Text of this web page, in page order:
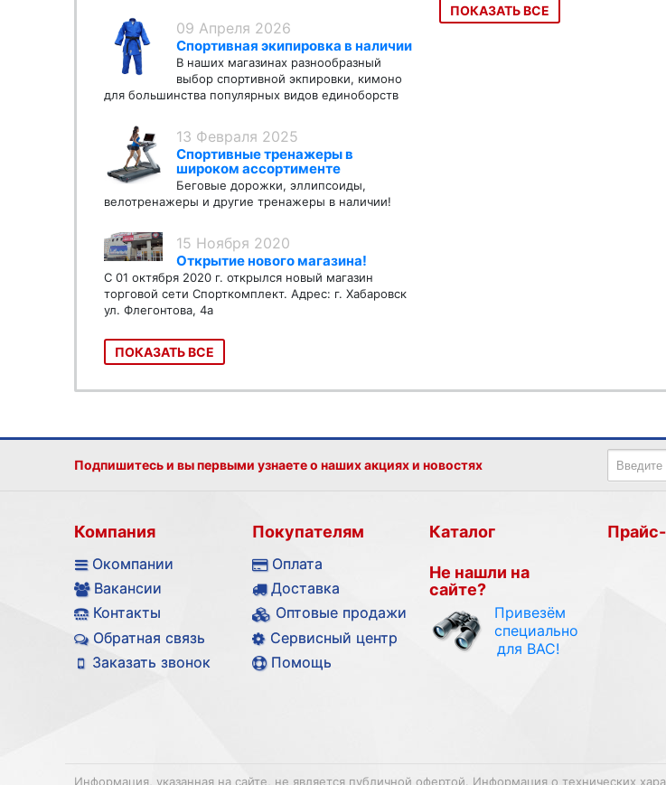
09 Апреля 2026
Спортивная экипировка в наличии
В наших магазинах разнообразный
выбор спортивной экпировки, кимоно
для большинства популярных видов единоборств
13 Февраля 2025
Спортивные тренажеры в
широком ассортименте
Беговые дорожки, эллипсоиды,
велотренажеры и другие тренажеры в наличии!
15 Ноября 2020
Открытие нового магазина!
С 01 октября 2020 г. открылся новый магазин
торговой сети Спорткомплект. Адрес: г. Хабаровск
ул. Флегонтова, 4а
ПОКАЗАТЬ ВСЕ
ПОКАЗАТЬ ВСЕ
Подпишитесь и вы первыми узнаете о наших акциях и новостях
Компания
Окомпании
Вакансии
Контакты
Обратная связь
Заказать звонок
Покупателям
Оплата
Доставка
Оптовые продажи
Сервисный центр
Помощь
Каталог
Не нашли на
сайте?
Привезём
специально
для ВАС!
Информация, указанная на сайте, не является публичной офертой. Информация о технических